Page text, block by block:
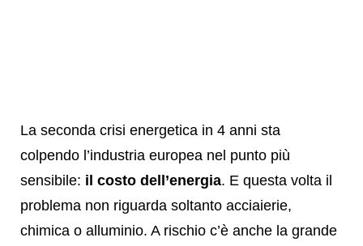
La seconda crisi energetica in 4 anni sta
colpendo l’industria europea nel punto più
sensibile: il costo dell’energia. E questa volta il
problema non riguarda soltanto acciaierie,
chimica o alluminio. A rischio c’è anche la grande